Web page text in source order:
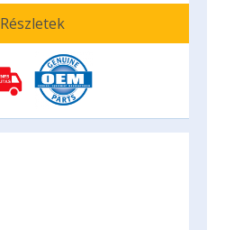
Részletek